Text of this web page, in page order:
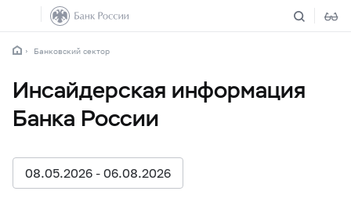
Банковский сектор
Инсайдерская информация
Банка России
08.05.2026 - 06.08.2026